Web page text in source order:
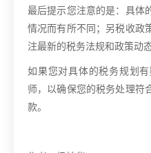
最后提示您注意的是：具体
情况而有所不同；另税收政
注最新的税务法规和政策动
如果您对具体的税务规划
师，以确保您的税务处理符
款。